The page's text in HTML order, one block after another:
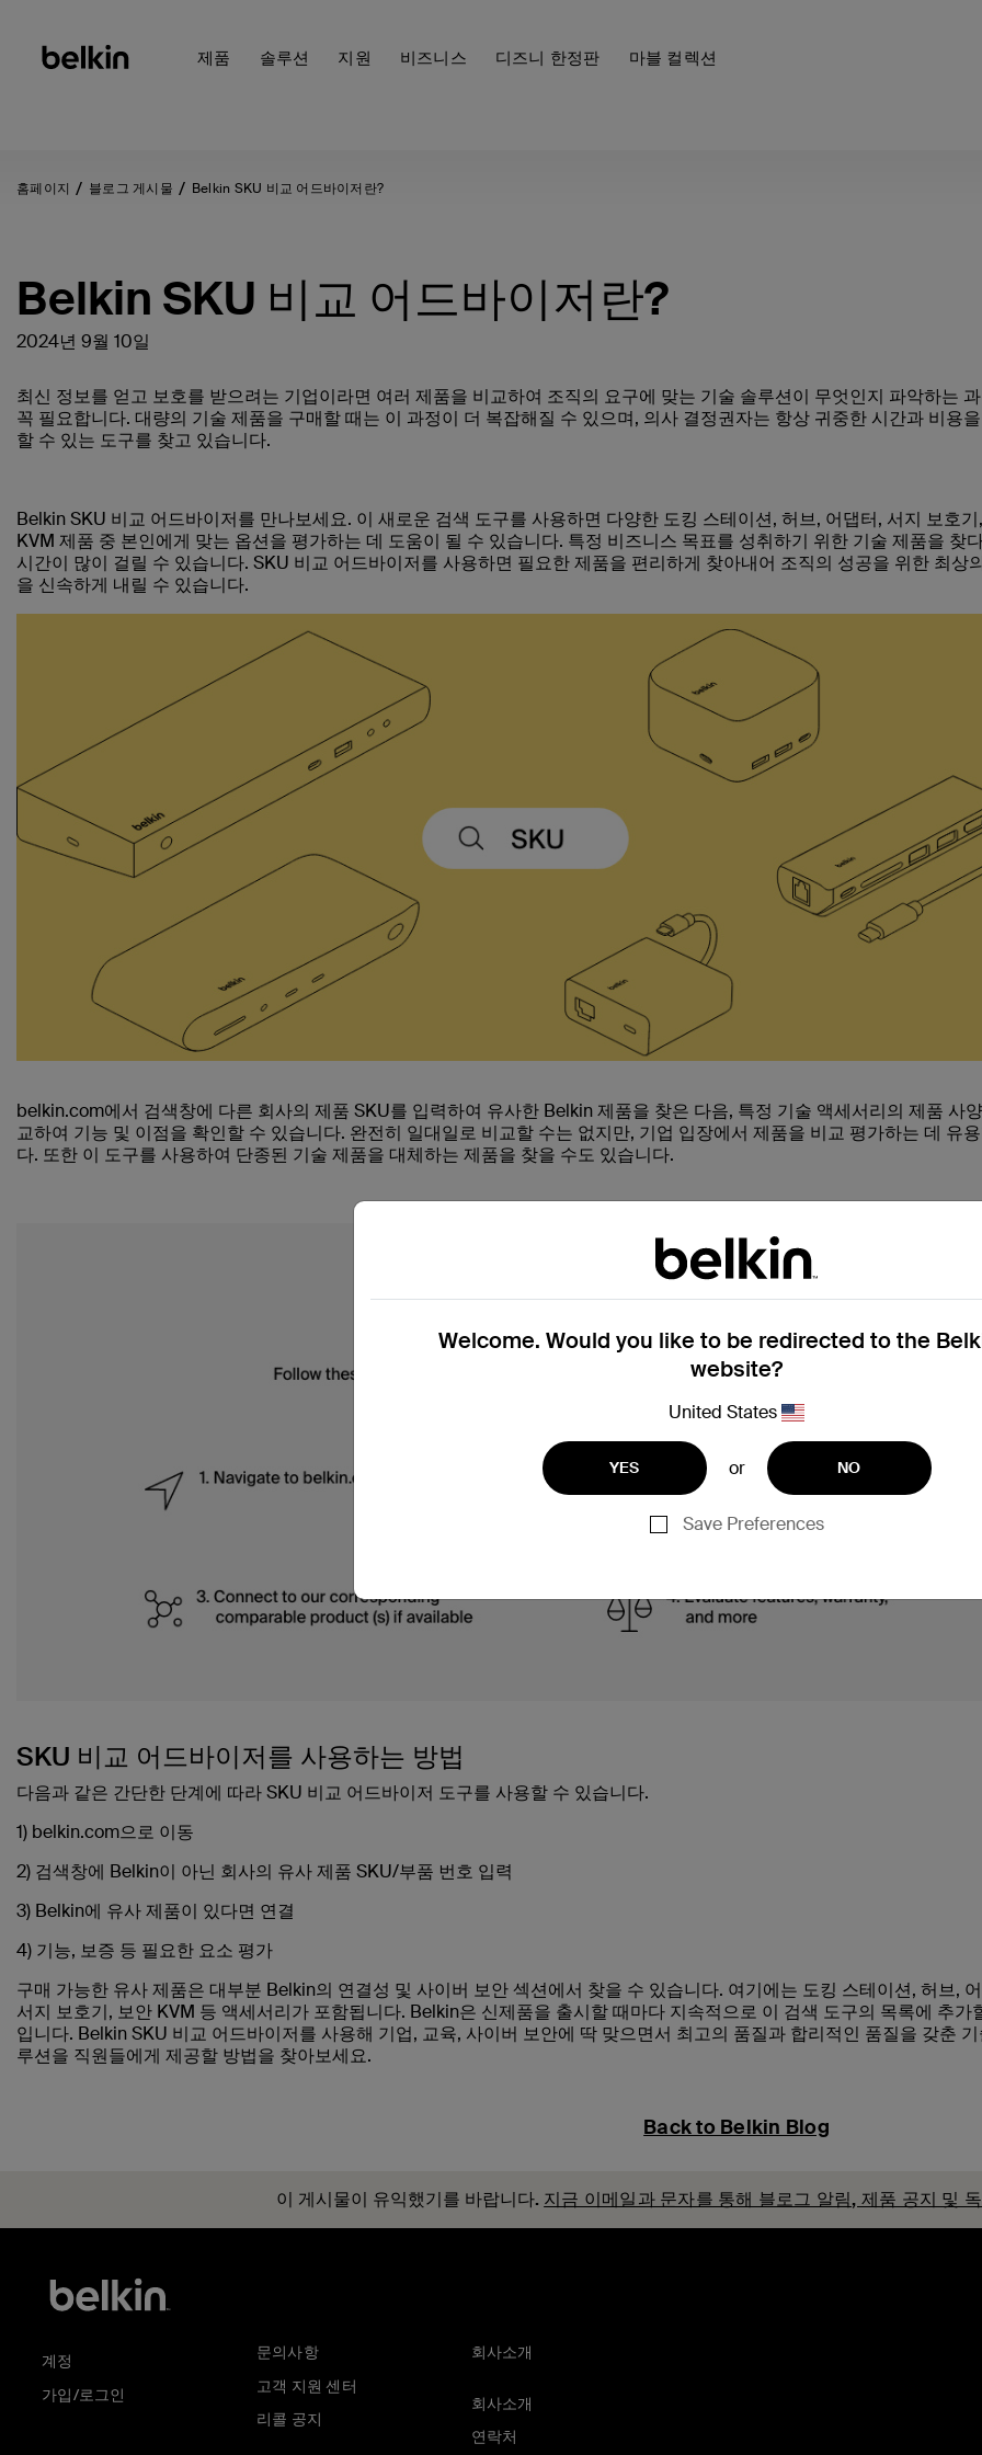
제품 솔루션 지원 비즈니스 디즈니 한정판 마블 컬렉션
홈페이지 블로그 게시물 Belkin SKU 비교 어드바이저란?
Belkin SKU 비교 어드바이저란?
2024년 9월 10일
최신 정보를 얻고 보호를 받으려는 기업이라면 여러 제품을 비교하여 조직의 요구에 맞는 기술 솔루션이 무엇인지 파악하는
꼭 필요합니다. 대량의 기술 제품을 구매할 때는 이 과정이 더 복잡해질 수 있으며, 의사 결정권자는 항상 귀중한 시간과 비용
할 수 있는 도구를 찾고 있습니다.
Belkin SKU 비교 어드바이저를 만나보세요. 이 새로운 검색 도구를 사용하면 다양한 도킹 스테이션, 허브, 어댑터, 서지 보호
KVM 제품 중 본인에게 맞는 옵션을 평가하는 데 도움이 될 수 있습니다. 특정 비즈니스 목표를 성취하기 위한 기술 제품을 찾
시간이 많이 걸릴 수 있습니다. SKU 비교 어드바이저를 사용하면 필요한 제품을 편리하게 찾아내어 조직의 성공을 위한 최상
을 신속하게 내릴 수 있습니다.
belkin.com에서 검색창에 다른 회사의 제품 SKU를 입력하여 유사한 Belkin 제품을 찾은 다음, 특정 기술 액세서리의 제품 사
교하여 기능 및 이점을 확인할 수 있습니다. 완전히 일대일로 비교할 수는 없지만, 기업 입장에서 제품을 비교 평가하는 데 유
다. 또한 이 도구를 사용하여 단종된 기술 제품을 대체하는 제품을 찾을 수도 있습니다.
SKU 비교 어드바이저를 사용하는 방법
다음과 같은 간단한 단계에 따라 SKU 비교 어드바이저 도구를 사용할 수 있습니다.
1) belkin.com으로 이동
2) 검색창에 Belkin이 아닌 회사의 유사 제품 SKU/부품 번호 입력
3) Belkin에 유사 제품이 있다면 연결
4) 기능, 보증 등 필요한 요소 평가
구매 가능한 유사 제품은 대부분 Belkin의 연결성 및 사이버 보안 섹션에서 찾을 수 있습니다. 여기에는 도킹 스테이션, 허브,
서지 보호기, 보안 KVM 등 액세서리가 포함됩니다. Belkin은 신제품을 출시할 때마다 지속적으로 이 검색 도구의 목록에 추가
입니다. Belkin SKU 비교 어드바이저를 사용해 기업, 교육, 사이버 보안에 딱 맞으면서 최고의 품질과 합리적인 품질을 갖춘
루션을 직원들에게 제공할 방법을 찾아보세요.
Back to Belkin Blog
이 게시물이 유익했기를 바랍니다. 지금 이메일과 문자를 통해 블로그 알림, 제품 공지 및
Welcome. Would you like to be redirected to the
website?
United States
YES or NO
Save Preferences
계정
가입/로그인
문의사항
고객 지원 센터
리콜 공지
회사소개
회사소개
연락처